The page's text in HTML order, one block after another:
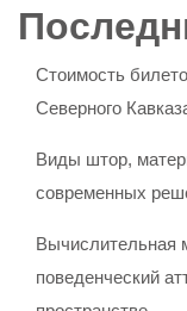
Стоимость
Северного
Виды штор,
современных
Вычислительная
поведенческий